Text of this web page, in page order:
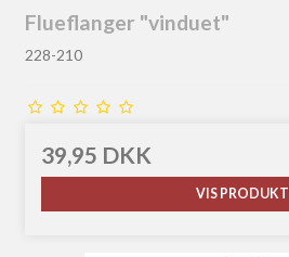
Flueflanger "vinduet"
228-210
39,95 DKK
VIS PRODUKT